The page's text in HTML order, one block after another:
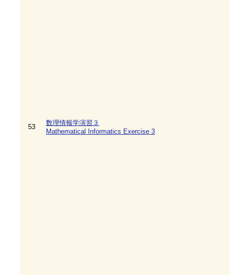
53
数理情報学演習３
Mathematical Informatics Exercise 3